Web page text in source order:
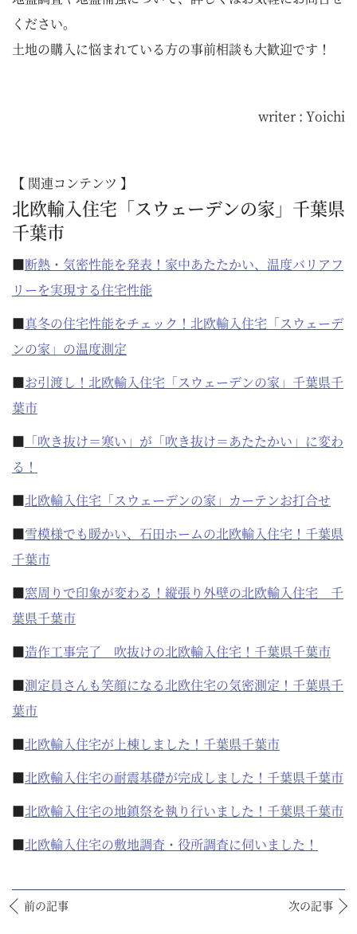
ください。
土地の購入に悩まれている方の事前相談も大歓迎です！
writer : Yoichi
【 関連コンテンツ 】
北欧輸入住宅「スウェーデンの家」千葉県
千葉市
■断熱・気密性能を発表！家中あたたかい、温度バリアフ
リーを実現する住宅性能
■真冬の住宅性能をチェック！北欧輸入住宅「スウェーデ
ンの家」の温度測定
■お引渡し！北欧輸入住宅「スウェーデンの家」千葉県千
葉市
■ 「吹き抜け＝寒い」が「吹き抜け＝あたたかい」に変わ
る！
■北欧輸入住宅「スウェーデンの家」カーテンお打合せ
■雪模様でも暖かい、石田ホームの北欧輸入住宅！千葉県
千葉市
■窓周りで印象が変わる！縦張り外壁の北欧輸入住宅 千
葉県千葉市
■造作工事完了 吹抜けの北欧輸入住宅！千葉県千葉市
■測定員さんも笑顔になる北欧住宅の気密測定！千葉県千
葉市
■北欧輸入住宅が上棟しました！千葉県千葉市
■北欧輸入住宅の耐震基礎が完成しました！千葉県千葉市
■北欧輸入住宅の地鎮祭を執り行いました！千葉県千葉市
■北欧輸入住宅の敷地調査・役所調査に伺いました！
前の記事 次の記事